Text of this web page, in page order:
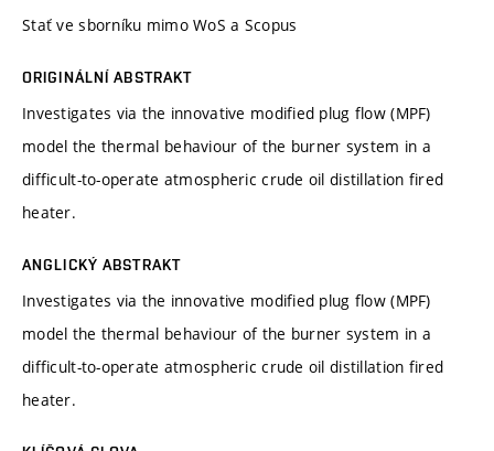
Stať ve sborníku mimo WoS a Scopus
ORIGINÁLNÍ ABSTRAKT
Investigates via the innovative modified plug flow (MPF)
model the thermal behaviour of the burner system in a
difficult-to-operate atmospheric crude oil distillation fired
heater.
ANGLICKÝ ABSTRAKT
Investigates via the innovative modified plug flow (MPF)
model the thermal behaviour of the burner system in a
difficult-to-operate atmospheric crude oil distillation fired
heater.